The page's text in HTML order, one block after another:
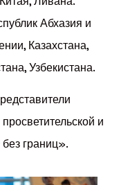
Абхазия и
Казахстана,
Узбекистана.
и
границ».